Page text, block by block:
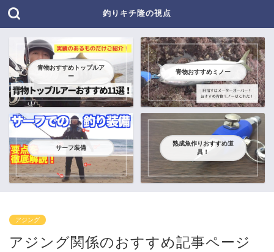
釣りキチ隆の視点
青物おすすめトップルア
ー
青物おすすめミノー
サーフ装備
熟成魚作りおすすめ道
具！
アジング
アジング関係のおすすめ記事ページ